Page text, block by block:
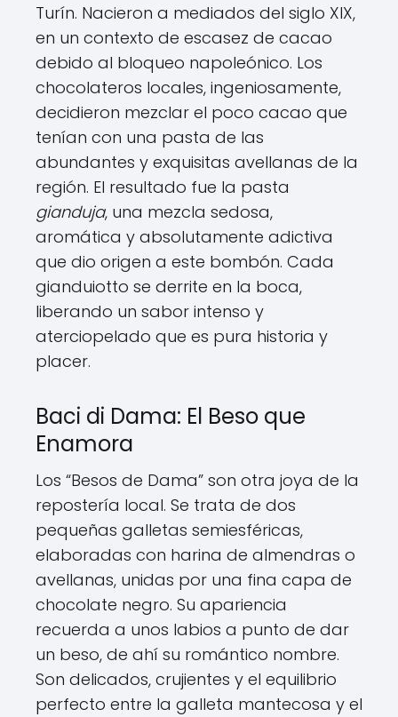
Turín. Nacieron a mediados del siglo XIX,
en un contexto de escasez de cacao
debido al bloqueo napoleónico. Los
chocolateros locales, ingeniosamente,
decidieron mezclar el poco cacao que
tenían con una pasta de las
abundantes y exquisitas avellanas de la
región. El resultado fue la pasta
gianduja, una mezcla sedosa,
aromática y absolutamente adictiva
que dio origen a este bombón. Cada
gianduiotto se derrite en la boca,
liberando un sabor intenso y
aterciopelado que es pura historia y
placer.
Baci di Dama: El Beso que
Enamora
Los “Besos de Dama” son otra joya de la
repostería local. Se trata de dos
pequeñas galletas semiesféricas,
elaboradas con harina de almendras o
avellanas, unidas por una fina capa de
chocolate negro. Su apariencia
recuerda a unos labios a punto de dar
un beso, de ahí su romántico nombre.
Son delicados, crujientes y el equilibrio
perfecto entre la galleta mantecosa y el